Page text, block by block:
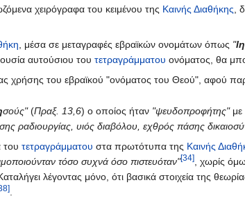
χειρόγραφα του κειμένου της Καινής Διαθήκης ,
, μέσα σε μεταγραφές εβραϊκών ονομάτων όπως "Ιη
αυτούσιου του τετραγράμματου ονόματος, θα
χρήσης του εβραϊκού "ονόματος του Θεού", αφού
σούς"(Πραξ. 13,6) ο οποίος ήταν "ψευδοπροφήτης"με
ραδιουργίας, υιός διαβόλου, εχθρός πάσης
του τετραγράμματου στα πρωτότυπα της Καινής
τόσο συχνά όσο πιστευόταν"[34], χωρίς
λέγοντας μόνο, ότι βασικά στοιχεία της
.